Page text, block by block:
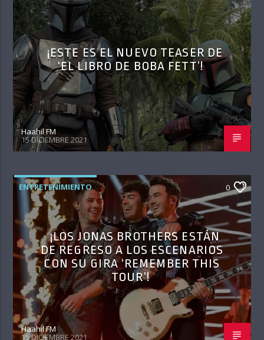
¡ESTE ES EL NUEVO TEASER DE
‘EL LIBRO DE BOBA FETT’!
Haahil FM
15 DICIEMBRE 2021
ENTRETENIMIENTO 0
¡LOS JONAS BROTHERS ESTÁN
DE REGRESO A LOS ESCENARIOS
CON SU GIRA ‘REMEMBER THIS
TOUR’!
Haahil FM
15 DICIEMBRE 2021